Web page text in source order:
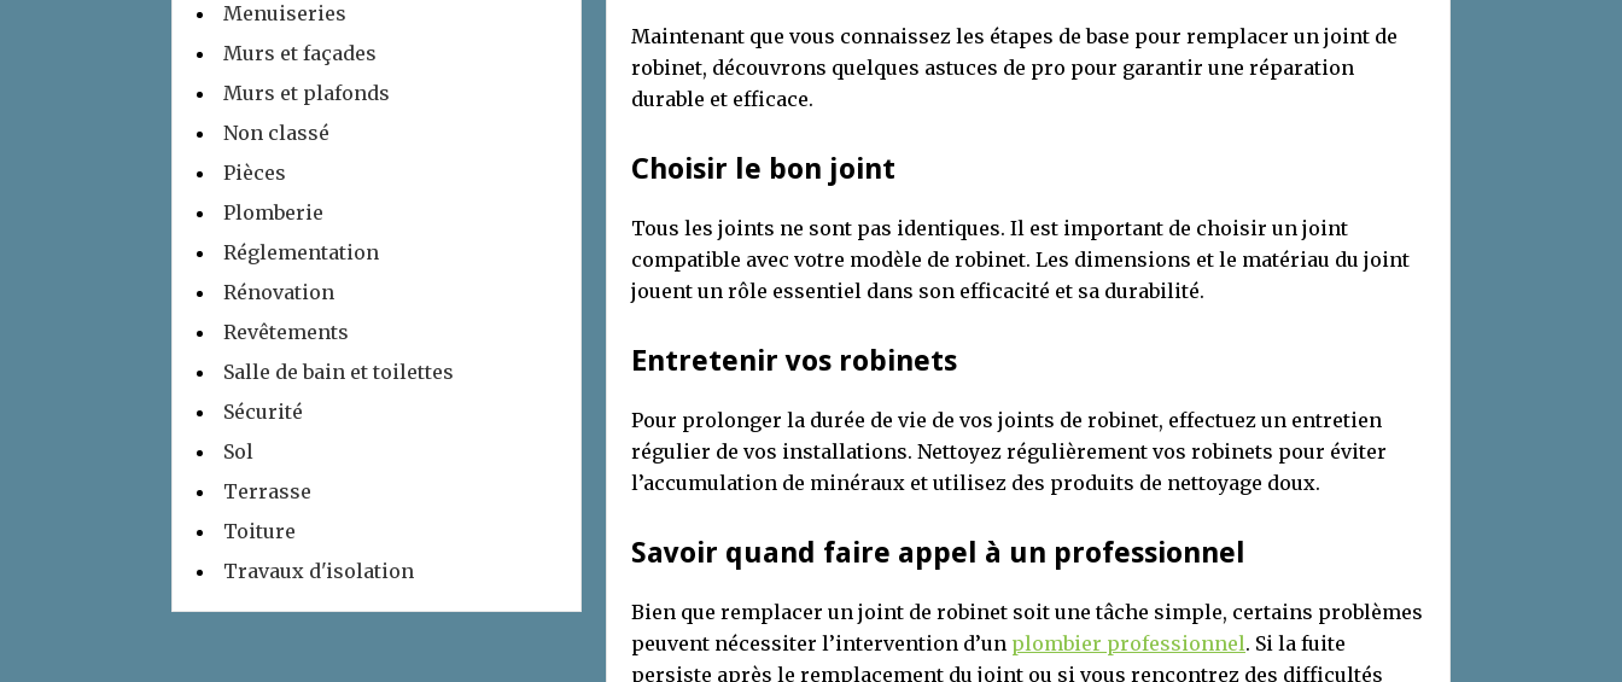
Maintenant que vous connaissez les étapes de base pour remplacer un joint de
robinet, découvrons quelques astuces de pro pour garantir une réparation
durable et efficace.
Choisir le bon joint
Tous les joints ne sont pas identiques. Il est important de choisir un joint
compatible avec votre modèle de robinet. Les dimensions et le matériau du joint
jouent un rôle essentiel dans son efficacité et sa durabilité.
Entretenir vos robinets
Pour prolonger la durée de vie de vos joints de robinet, effectuez un entretien
régulier de vos installations. Nettoyez régulièrement vos robinets pour éviter
l’accumulation de minéraux et utilisez des produits de nettoyage doux.
Savoir quand faire appel à un professionnel
Bien que remplacer un joint de robinet soit une tâche simple, certains problèmes
peuvent nécessiter l’intervention d’un plombier professionnel. Si la fuite
persiste après le remplacement du joint ou si vous rencontrez des difficultés
Menuiseries
Murs et façades
Murs et plafonds
Non classé
Pièces
Plomberie
Réglementation
Rénovation
Revêtements
Salle de bain et toilettes
Sécurité
Sol
Terrasse
Toiture
Travaux d'isolation